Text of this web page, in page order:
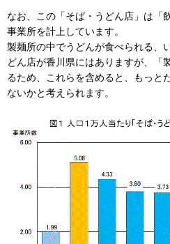
なお、この「そば・うどん店」は「
事業所を計上しています。
製麺所の中でうどんが食べられる、
どん店が香川県にはありますが、「
るため、これらを含めると、もっと
ないかと考えられます。